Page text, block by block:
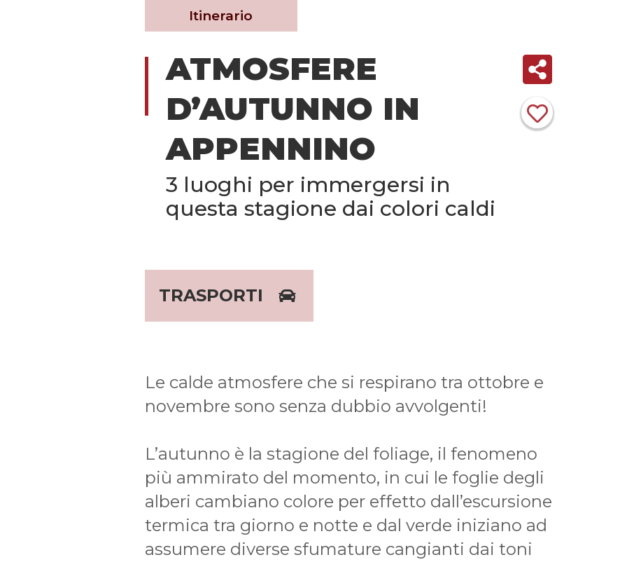
Itinerario
ATMOSFERE
D’AUTUNNO IN
APPENNINO
3 luoghi per immergersi in
questa stagione dai colori caldi
TRASPORTI
Le calde atmosfere che si respirano tra ottobre e
novembre sono senza dubbio avvolgenti!
L’autunno è la stagione del foliage, il fenomeno
più ammirato del momento, in cui le foglie degli
alberi cambiano colore per effetto dall’escursione
termica tra giorno e notte e dal verde iniziano ad
assumere diverse sfumature cangianti dai toni